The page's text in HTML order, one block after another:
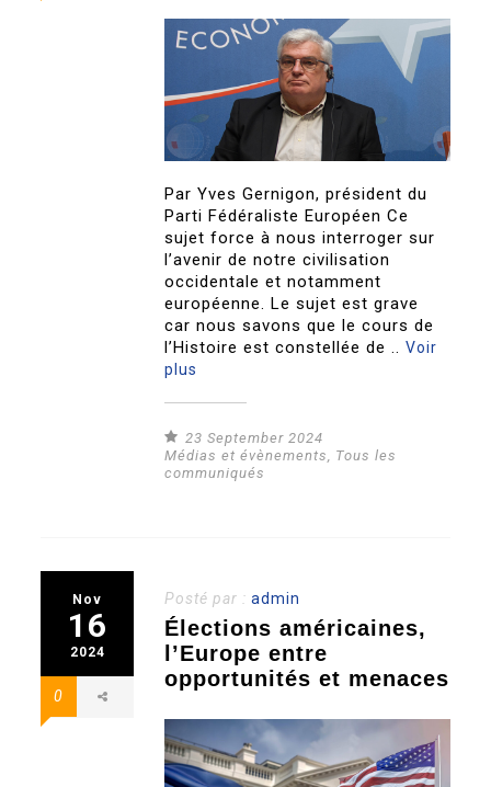
Par Yves Gernigon, président du
Parti Fédéraliste Européen Ce
sujet force à nous interroger sur
l’avenir de notre civilisation
occidentale et notamment
européenne. Le sujet est grave
car nous savons que le cours de
l’Histoire est constellée de ..Voir
plus
23 September 2024
Médias et évènements, Tous les
communiqués
Nov
16
2024
0
Posté par :admin
Élections américaines,
l’Europe entre
opportunités et menaces